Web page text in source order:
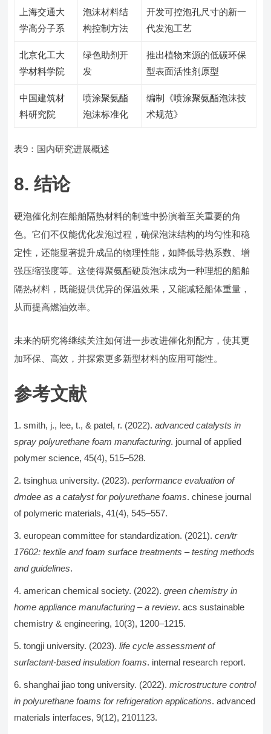
上海交通大
学高分子系
泡沫材料结
构控制方法
开发可控泡孔尺寸的新一
代发泡工艺
北京化工大
学材料学院
绿色助剂开
发
推出植物来源的低碳环保
型表面活性剂原型
中国建筑材
料研究院
喷涂聚氨酯
泡沫标准化
编制《喷涂聚氨酯泡沫技
术规范》
表9：国内研究进展概述
8. 结论
硬泡催化剂在船舶隔热材料的制造中扮演着至关重要的角
色。它们不仅能优化发泡过程，确保泡沫结构的均匀性和稳
定性，还能显著提升成品的物理性能，如降低导热系数、增
强压缩强度等。这使得聚氨酯硬质泡沫成为一种理想的船舶
隔热材料，既能提供优异的保温效果，又能减轻船体重量，
从而提高燃油效率。
未来的研究将继续关注如何进一步改进催化剂配方，使其更
加环保、高效，并探索更多新型材料的应用可能性。
参考文献
smith, j., lee, t., & patel, r. (2022).advanced catalysts in
spray polyurethane foam manufacturing. journal of applied
polymer science, 45(4), 515–528.
tsinghua university. (2023).performance evaluation of
dmdee as a catalyst for polyurethane foams. chinese journal
of polymeric materials, 41(4), 545–557.
european committee for standardization. (2021).cen/tr
17602: textile and foam surface treatments – testing methods
and guidelines.
american chemical society. (2022).green chemistry in
home appliance manufacturing – a review. acs sustainable
chemistry & engineering, 10(3), 1200–1215.
tongji university. (2023).life cycle assessment of
surfactant-based insulation foams. internal research report.
shanghai jiao tong university. (2022).microstructure control
in polyurethane foams for refrigeration applications. advanced
materials interfaces, 9(12), 2101123.